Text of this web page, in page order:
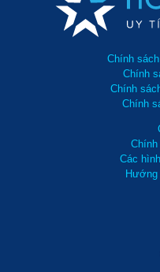
Chính
Chính
Chính
Chính
Các
Hướng